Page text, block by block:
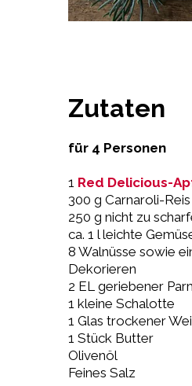
Zutaten
für 4 Personen
1 Red Delicious-
300 g Carnaroli-Reis
250 g nicht zu
ca. 1 l leichte
8 Walnüsse sowie
Dekorieren
2 EL geriebener
1 kleine Schalotte
1 Glas trockener
1 Stück Butter
Olivenöl
Feines Salz